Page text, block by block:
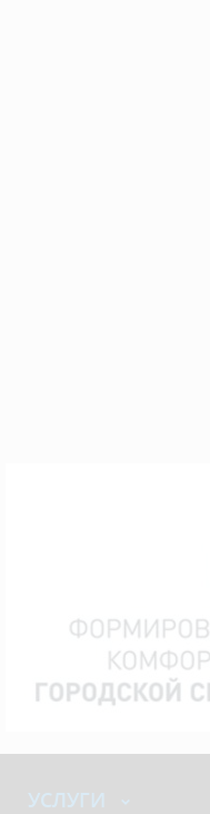
УСЛУГИ